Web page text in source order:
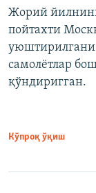
Жорий йилнинг
пойтахти
уюштирилгани
самолётлар
қўндиригган.
Кўпроқ ўқиш